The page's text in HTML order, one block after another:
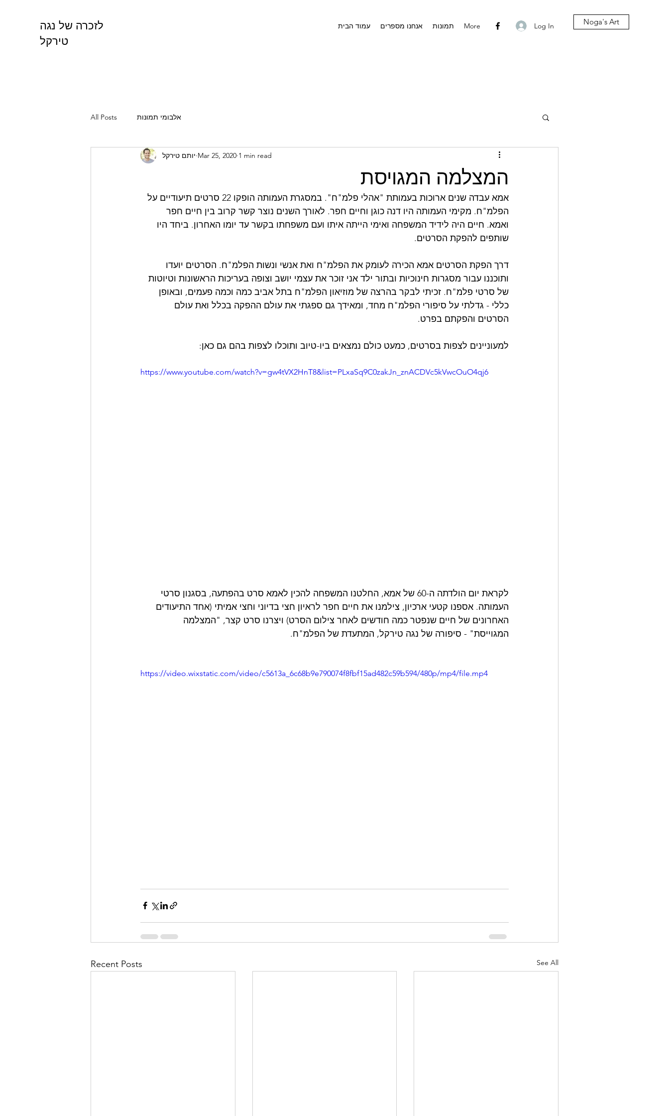
לזכרה של נגה
טירקל
עמוד הבית אנחנו מספרים תמונות More Log In Noga's Art
All Posts אלבומי תמונות
המצלמה המגויסת
יותם טירקל Mar 25, 2020 1 min read
אמא עבדה שנים ארוכות בעמותת "אהלי פלמ"ח". במסגרת העמותה הופקו 22 סרטים תיעודיים על
הפלמ"ח. מקימי העמותה היו דנה כוגן וחיים חפר. לאורך השנים נוצר קשר קרוב בין חיים חפר
ואמא. חיים היה לידיד המשפחה ואימי הייתה איתו ועם משפחתו בקשר עד יומו האחרון. ביחד היו
שותפים להפקת הסרטים.
דרך הפקת הסרטים אמא הכירה לעומק את הפלמ"ח ואת אנשי ונשות הפלמ"ח. הסרטים יועדו
ותוכננו עבור מסגרות חינוכיות ובתור ילד אני זוכר את עצמי יושב וצופה בעריכות הראשונות וטיוטות
של סרטי פלמ"ח. זכיתי לבקר בהרצה של מוזיאון הפלמ"ח בתל אביב כמה וכמה פעמים, ובאופן
כללי - גדלתי על סיפורי הפלמ"ח מחד, ומאידך גם ספגתי את עולם ההפקה בכלל ואת עולם
הסרטים והפקתם בפרט.
למעוניינים לצפות בסרטים, כמעט כולם נמצאים ביו-טיוב ותוכלו לצפות בהם גם כאן:
https://www.youtube.com/watch?v=gw4tVX2HnT8&list=PLxaSq9C0zakJn_znACDVc5kVwcOuO4qj6
לקראת יום הולדתה ה-60 של אמא, החלטנו המשפחה להכין לאמא סרט בהפתעה, בסגנון סרטי
העמותה. אספנו קטעי ארכיון, צילמנו את חיים חפר לראיון חצי בדיוני וחצי אמיתי (אחד התיעודים
האחרונים של חיים שנפטר כמה חודשים לאחר צילום הסרט) ויצרנו סרט קצר, "המצלמה
המגוייסת" - סיפורה של נגה טירקל, המתעדת של הפלמ"ח.
https://video.wixstatic.com/video/c5613a_6c68b9e790074f8fbf15ad482c59b594/480p/mp4/file.mp4
Recent Posts See All